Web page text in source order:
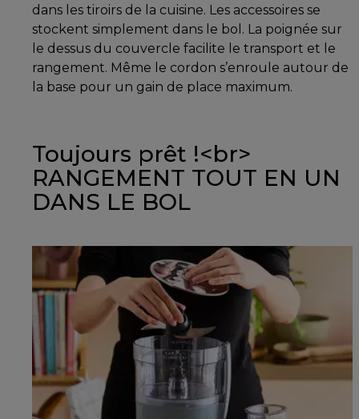
dans les tiroirs de la cuisine. Les accessoires se
stockent simplement dans le bol. La poignée sur
le dessus du couvercle facilite le transport et le
rangement. Même le cordon s’enroule autour de
la base pour un gain de place maximum.
Toujours prêt !<br>
RANGEMENT TOUT EN UN
DANS LE BOL